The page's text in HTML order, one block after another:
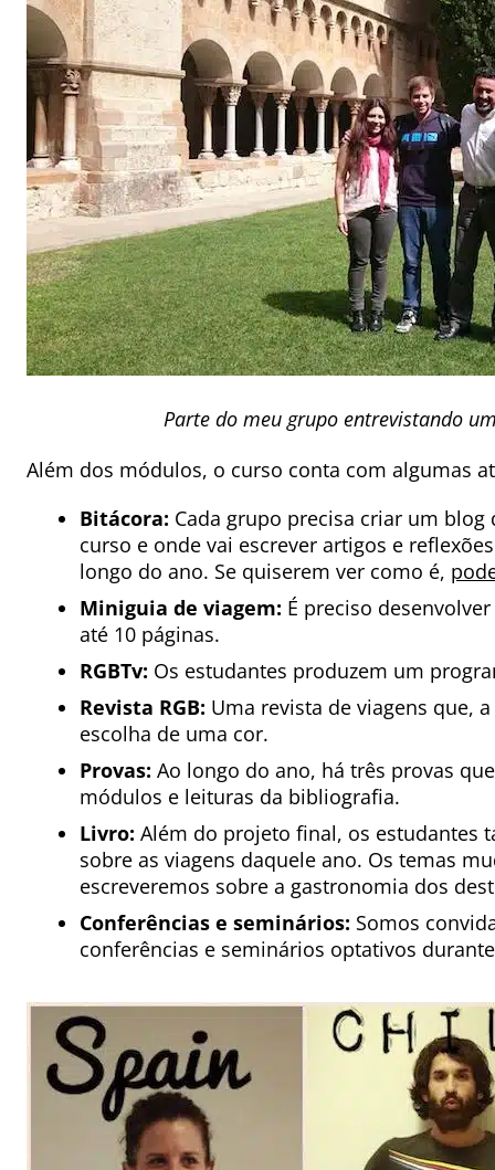
Parte do meu grupo entrevistando
Além dos módulos, o curso conta com algumas
Bitácora: Cada grupo precisa criar um
curso e onde vai escrever artigos e
longo do ano. Se quiserem ver como é,
Miniguia de viagem: É preciso
até 10 páginas.
RGBTv: Os estudantes produzem um
Revista RGB: Uma revista de viagens que,
escolha de uma cor.
Provas: Ao longo do ano, há três provas
módulos e leituras da bibliografia.
Livro: Além do projeto final, os estudantes
sobre as viagens daquele ano. Os temas
escreveremos sobre a gastronomia dos
Conferências e seminários: Somos
conferências e seminários optativos